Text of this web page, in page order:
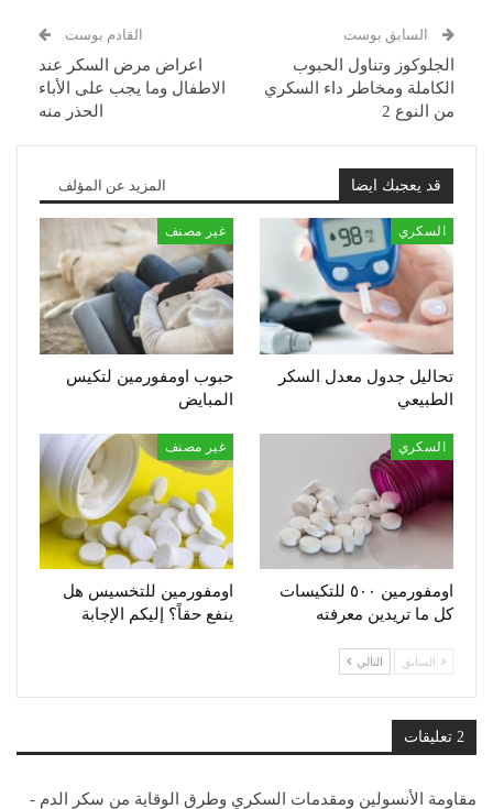
السابق بوست
الجلوكوز وتناول الحبوب
الكاملة ومخاطر داء السكري
من النوع 2
القادم بوست
اعراض مرض السكر عند
الاطفال وما يجب على الأباء
الحذر منه
قد يعجبك ايضا المزيد عن المؤلف
السكري
تحاليل جدول معدل السكر
الطبيعي
غير مصنف
حبوب اومفورمين لتكيس
المبايض
السكري
اومفورمين ٥٠٠ للتكيسات
كل ما تريدين معرفته
غير مصنف
اومفورمين للتخسيس هل
ينفع حقاً؟ إليكم الإجابة
السابق التالي
2 تعليقات
مقاومة الأنسولين ومقدمات السكري وطرق الوقاية من سكر الدم -